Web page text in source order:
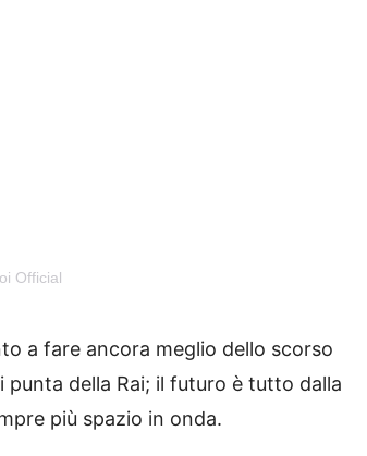
Official
a fare ancora meglio dello scorso
della Rai; il futuro è tutto dalla
più spazio in onda.